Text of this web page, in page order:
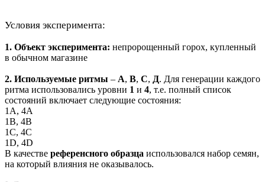
Условия эксперимента:
1. Объект эксперимента: непророщенный горох, купленный
в обычном магазине
2. Используемые ритмы – А, В, С, Д. Для генерации каждого
ритма использовались уровни 1 и 4, т.е. полный список
состояний включает следующие состояния:
1А, 4А
1В, 4В
1С, 4С
1D, 4D
В качестве референсного образца использовался набор семян,
на который влияния не оказывалось.